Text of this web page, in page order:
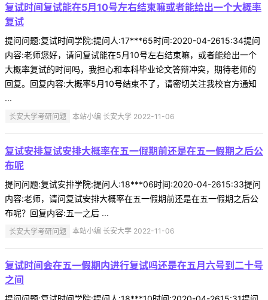
复试时间复试能在5月10号左右结束嘛或者能给出一个大概率
复试
提问问题:复试时间学院:提问人:17***65时间:2020-04-2615:34提问
内容:老师您好，请问复试能在5月10号左右结束嘛，或者能给出一个
大概率复试的时间吗，我担心和本科毕业论文答辩冲突，期待老师的
回复。回复内容:大概率5月10号结束不了，请密切关注我校官方通知
...
长安大学考研问题 本站小编 长安大学 2022-11-06
复试安排复试安排大概率在五一假期前还是在五一假期之后公
布呢
提问问题:复试安排学院:提问人:18***06时间:2020-04-2615:33提问
内容:老师，请问复试安排大概率在五一假期前还是在五一假期之后公
布呢？回复内容:五一之后 ...
长安大学考研问题 本站小编 长安大学 2022-11-06
复试时间会在五一假期内进行复试吗还是在五月六号到二十号
之间